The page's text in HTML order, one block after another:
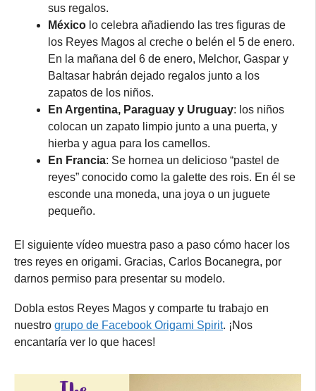
sus regalos.
México lo celebra añadiendo las tres figuras de
los Reyes Magos al creche o belén el 5 de enero.
En la mañana del 6 de enero, Melchor, Gaspar y
Baltasar habrán dejado regalos junto a los
zapatos de los niños.
En Argentina, Paraguay y Uruguay: los niños
colocan un zapato limpio junto a una puerta, y
hierba y agua para los camellos.
En Francia: Se hornea un delicioso “pastel de
reyes” conocido como la galette des rois. En él se
esconde una moneda, una joya o un juguete
pequeño.
El siguiente vídeo muestra paso a paso cómo hacer los
tres reyes en origami. Gracias, Carlos Bocanegra, por
darnos permiso para presentar su modelo.
Dobla estos Reyes Magos y comparte tu trabajo en
nuestro grupo de Facebook Origami Spirit. ¡Nos
encantaría ver lo que haces!